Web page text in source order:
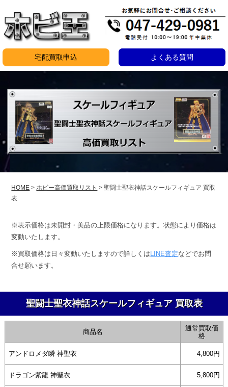
ン
テ
ン
ツ
プ
宅配買取申込 よくある質問
闘
聖
衣
神
話
ル
ギ
ア
買
HOME >ホビー高価買取リスト >聖闘士聖衣神話スケールフィギュア 買取
表
※表示価格は未開封・美品の上限価格になります。状態により価格は
変動いたします。
※買取価格は日々変動いたしますので詳しくは LINE査定などでお問
合せ願います。
聖闘士聖衣神話スケールフィギュア 買取表
商品名
通常買取価
格
アンドロメダ瞬 神聖衣 4,800円
ドラゴン紫龍 神聖衣 5,800円